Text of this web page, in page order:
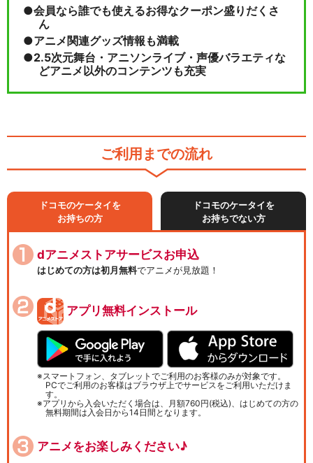
会員なら誰でも使えるお得なクーポン盛りだくさ
ん
アニメ関連グッズ情報も満載
2.5次元舞台・アニソンライブ・声優バラエティな
どアニメ以外のコンテンツも充実
ご利用までの流れ
ドコモのケータイを
お持ちの方
ドコモのケータイを
お持ちでない方
dアニメストアサービスお申込
はじめての方は初月無料でアニメが見放題！
アプリ無料インストール
スマートフォン、タブレットでご利用のお客様のみが対象です。
PCでご利用のお客様はブラウザ上でサービスをご利用いただけま
す。
アプリから入会いただく場合は、月額760円(税込)、はじめての方の
無料期間は入会日から14日間となります。
アニメをお楽しみください♪